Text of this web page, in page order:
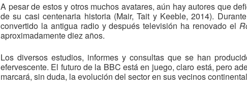
A pesar de estos y otros muchos avatares, aún hay autores que
de su casi centenaria historia (Mair, Tait y Keeble, 2014).
convertido la antigua radio y después televisión ha renovado el
aproximadamente diez años.
Los diversos estudios, informes y consultas que se han
efervescente. El futuro de la BBC está en juego, claro está, pero
marcará, sin duda, la evolución del sector en sus vecinos